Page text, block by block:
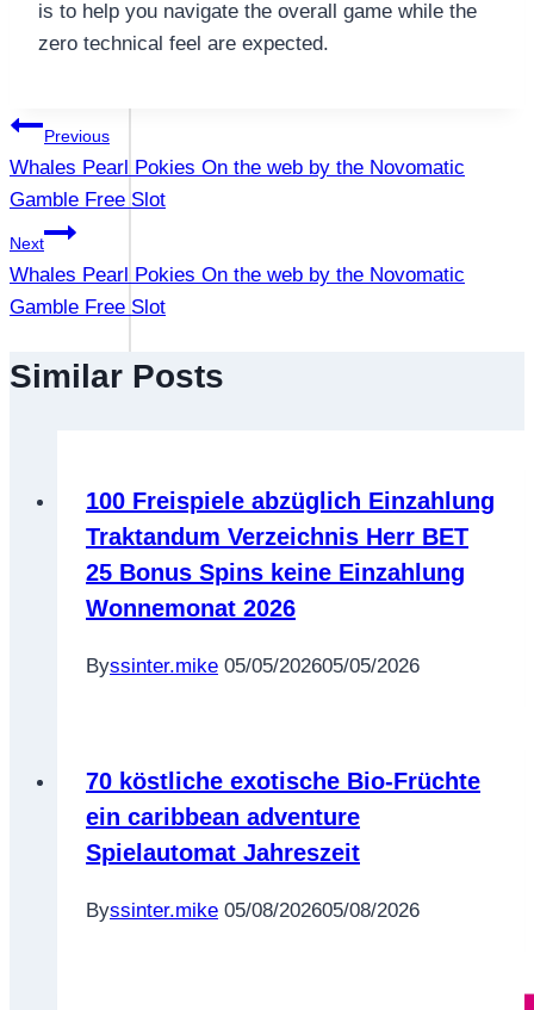
is to help you navigate the overall game while the
zero technical feel are expected.
แนะแนว
เรื่อง
Previous
Whales Pearl Pokies On the web by the Novomatic
Gamble Free Slot
Next
Whales Pearl Pokies On the web by the Novomatic
Gamble Free Slot
Similar Posts
100 Freispiele abzüglich Einzahlung
Traktandum Verzeichnis Herr BET
25 Bonus Spins keine Einzahlung
Wonnemonat 2026
Byssinter.mike 05/05/202605/05/2026
70 köstliche exotische Bio-Früchte
ein caribbean adventure
Spielautomat Jahreszeit
Byssinter.mike 05/08/202605/08/2026